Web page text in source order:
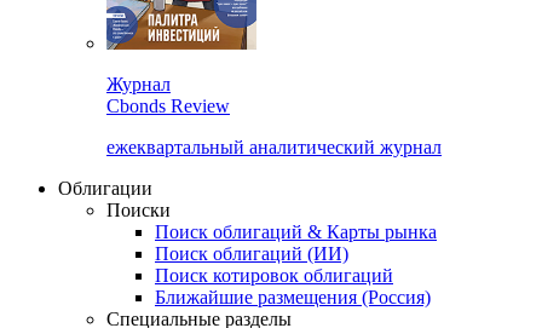
Журнал
Cbonds Review
ежеквартальный аналитический журнал
Облигации
Поиски
Поиск облигаций & Карты рынка
Поиск облигаций (ИИ)
Поиск котировок облигаций
Ближайшие размещения (Россия)
Специальные разделы